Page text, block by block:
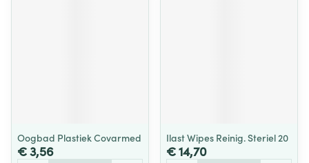
Oogbad Plastiek Covarmed
€ 3,56
Ilast Wipes Reinig. Steriel 20
€ 14,70